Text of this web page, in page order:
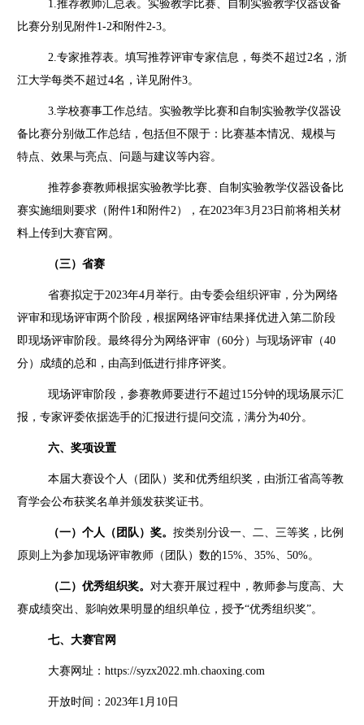
1.推荐教师汇总表。实验教学比赛、自制实验教学仪器设备
比赛分别见附件1-2和附件2-3。
2.专家推荐表。填写推荐评审专家信息，每类不超过2名，浙
江大学每类不超过4名，详见附件3。
3.学校赛事工作总结。实验教学比赛和自制实验教学仪器设
备比赛分别做工作总结，包括但不限于：比赛基本情况、规模与
特点、效果与亮点、问题与建议等内容。
推荐参赛教师根据实验教学比赛、自制实验教学仪器设备比
赛实施细则要求（附件1和附件2 ），在2023年3 月 23日前将相关材
料上传到大赛官网。
（三）省赛
省赛拟定于2023年4月举行。由专委会组织评审，分为网络
评审和现场评审两个阶段，根据网络评审结果择优进入第二阶段
即现场评审阶段。最终得分为网络评审（60分）与现场评审（40
分）成绩的总和，由高到低进行排序评奖。
现场评审阶段，参赛教师要进行不超过15分钟的现场展示汇
报，专家评委依据选手的汇报进行提问交流，满分为40分。
六、奖项设置
本届大赛设个人（团队）奖和优秀组织奖，由浙江省高等教
育学会公布获奖名单并颁发获奖证书。
（一）个人（团队）奖。 按类别分设一、二、三等奖，比例
原则上为参加现场评审教师（团队）数的15% 、35% 、50%。
（二）优秀组织奖。 对大赛开展过程中，教师参与度高、大
赛成绩突出、影响效果明显的组织单位，授予“优秀组织奖”。
七、大赛官网
大赛网址：https://syzx2022.mh.chaoxing.com
开放时间： 2023年1 月 10日